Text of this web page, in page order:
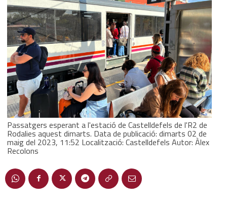
Passatgers esperant a l'estació de Castelldefels de l'R2 de
Rodalies aquest dimarts. Data de publicació: dimarts 02 de
maig del 2023, 11:52 Localització: Castelldefels Autor: Àlex
Recolons